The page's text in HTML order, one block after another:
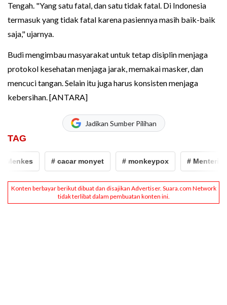
Tengah. "Yang satu fatal, dan satu tidak fatal. Di Indonesia
termasuk yang tidak fatal karena pasiennya masih baik-baik
saja," ujarnya.
Budi mengimbau masyarakat untuk tetap disiplin menjaga
protokol kesehatan menjaga jarak, memakai masker, dan
mencuci tangan. Selain itu juga harus konsisten menjaga
kebersihan. [ANTARA]
Jadikan Sumber Pilihan
TAG
# cacar monyet # monkeypox # Menteri